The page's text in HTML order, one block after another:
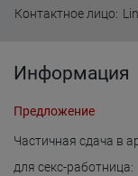
Контактное лицо:
Информация
Предложение
Частичная сдача в
для cекс-работница: